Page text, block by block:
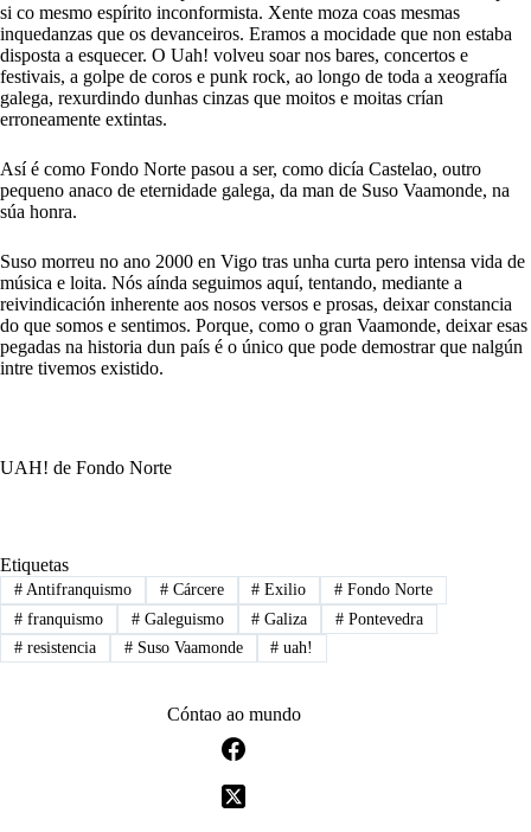
si co mesmo espírito inconformista. Xente moza coas mesmas
inquedanzas que os devanceiros. Eramos a mocidade que non estaba
disposta a esquecer. O Uah! volveu soar nos bares, concertos e
festivais, a golpe de coros e punk rock, ao longo de toda a xeografía
galega, rexurdindo dunhas cinzas que moitos e moitas crían
erroneamente extintas.
Así é como Fondo Norte pasou a ser, como dicía Castelao, outro
pequeno anaco de eternidade galega, da man de Suso Vaamonde, na
súa honra.
Suso morreu no ano 2000 en Vigo tras unha curta pero intensa vida de
música e loita. Nós aínda seguimos aquí, tentando, mediante a
reivindicación inherente aos nosos versos e prosas, deixar constancia
do que somos e sentimos. Porque, como o gran Vaamonde, deixar esas
pegadas na historia dun país é o único que pode demostrar que nalgún
intre tivemos existido.
UAH! de Fondo Norte
Etiquetas
#Antifranquismo #Cárcere # Exilio # Fondo Norte
#franquismo #Galeguismo # Galiza # Pontevedra
#resistencia #Suso Vaamonde # uah!
Cóntao ao mundo